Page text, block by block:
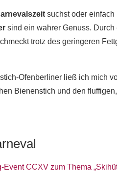
suchst oder einfach
sind ein wahrer Genuss.
trotz des geringeren
Ofenberliner ließ ich mich
Bienenstich und den
Event CCXV zum Thema